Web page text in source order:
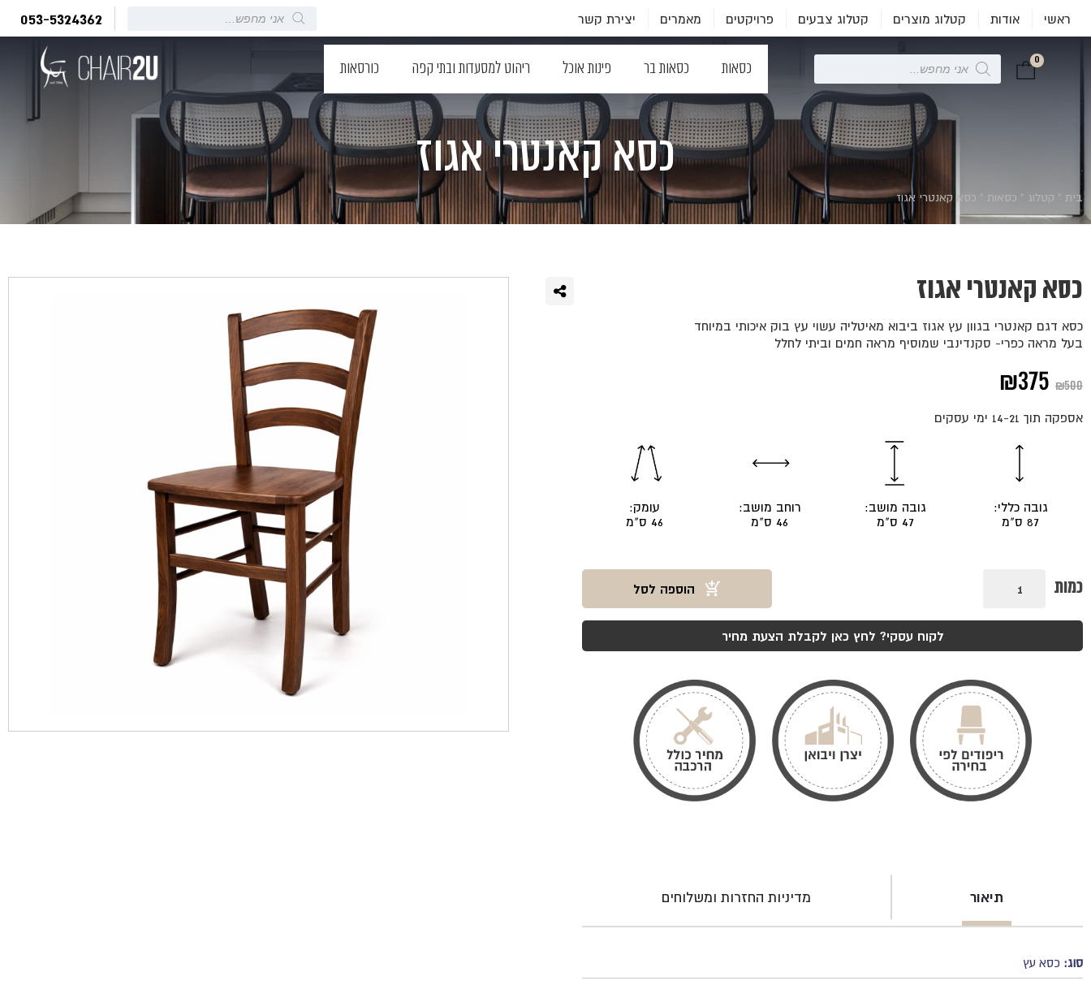
ראשי אודות קטלוג מוצרים קטלוג צבעים פרויקטים מאמרים יצירת קשר
Products
search
053-5324362
0
Products
search
כסאות כסאות בר פינות אוכל ריהוט למסעדות ובתי קפה כורסאות
כסא קאנטרי אגוז
בית » קטלוג » כסאות » כסא קאנטרי אגוז
כסא קאנטרי אגוז
כסא דגם קאנטרי בגוון עץ אגוז ביבוא מאיטליה עשוי עץ בוק איכותי במיוחד
בעל מראה כפרי- סקנדינבי שמוסיף מראה חמים וביתי לחלל
₪500
המחיר
המקורי
היה:
₪500.
₪375
הנוכחי
אספקה תוך 14-21 ימי עסקים
גובה כללי:
87 ס"מ
גובה מושב:
47 ס"מ
רוחב מושב:
46 ס"מ
עומק:
46 ס"מ
כמות
קאנטרי
הוספה לסל
לקוח עסקי? לחץ כאן לקבלת הצעת מחיר
תיאור מדיניות החזרות ומשלוחים
סוג: כסא עץ